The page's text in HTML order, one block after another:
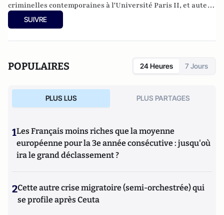
criminelles contemporaines à l'Université Paris II, et auteur
de nombreux ouvrages sur le sujet. Dernier en date:
criminalité organisée dans le chaos mondial : mafias,
SUIVRE
POPULAIRES 24 Heures 7 Jours
PLUS LUS PLUS PARTAGES
1Les Français moins riches que la moyenne
européenne pour la 3e année consécutive : jusqu'où
ira le grand déclassement ?
2Cette autre crise migratoire (semi-orchestrée) qui
se profile après Ceuta